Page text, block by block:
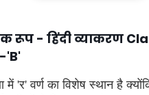
रूप - हिंदी व्याकरण
'B'
में 'र' वर्ण का विशेष स्थान है